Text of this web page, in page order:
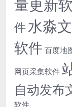
量更新
件水淼
软件 百度地
网页采集软件
自动发布
软件